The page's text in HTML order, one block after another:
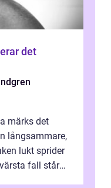
det
märks det
långsammare,
lukt sprider
fall står